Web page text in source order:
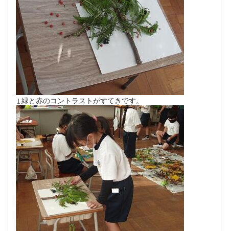
↓緑と赤のコントラストがすてきです。